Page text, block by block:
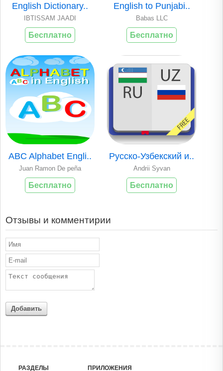
English Dictionary..
IBTISSAM JAADI
Бесплатно
English to Punjabi..
Babas LLC
Бесплатно
ABC Alphabet Engli..
Juan Ramon De peña
Бесплатно
Русско-Узбекский и..
Andrii Syvan
Бесплатно
Отзывы и комментирии
Добавить
РАЗДЕЛЫ ПРИЛОЖЕНИЯ